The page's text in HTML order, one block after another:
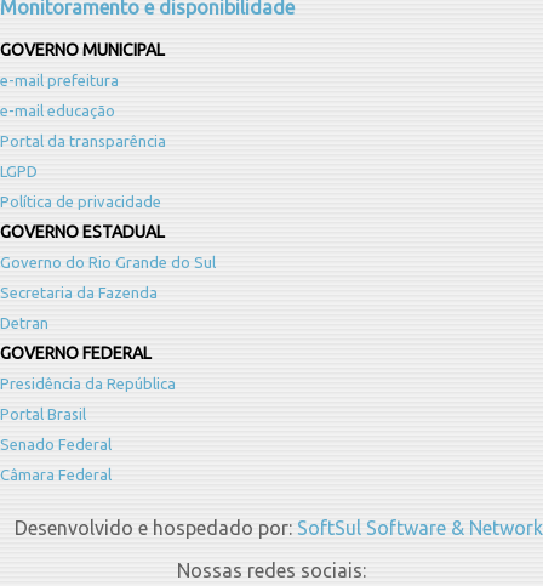
Monitoramento e disponibilidade
GOVERNO MUNICIPAL
e-mail prefeitura
e-mail educação
Portal da transparência
LGPD
Política de privacidade
GOVERNO ESTADUAL
Governo do Rio Grande do Sul
Secretaria da Fazenda
Detran
GOVERNO FEDERAL
Presidência da República
Portal Brasil
Senado Federal
Câmara Federal
Desenvolvido e hospedado por: SoftSul Software & Network
Nossas redes sociais: